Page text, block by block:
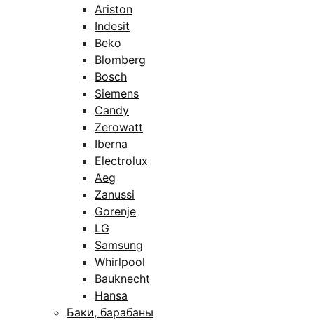
Ariston
Indesit
Beko
Blomberg
Bosch
Siemens
Candy
Zerowatt
Iberna
Electrolux
Aeg
Zanussi
Gorenje
LG
Samsung
Whirlpool
Bauknecht
Hansa
Баки, барабаны